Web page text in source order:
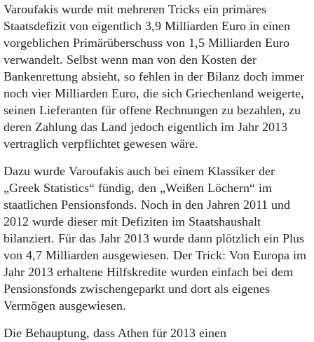
Varoufakis wurde mit mehreren Tricks ein primäres
Staatsdefizit von eigentlich 3,9 Milliarden Euro in einen
vorgeblichen Primärüberschuss von 1,5 Milliarden Euro
verwandelt. Selbst wenn man von den Kosten der
Bankenrettung absieht, so fehlen in der Bilanz doch immer
noch vier Milliarden Euro, die sich Griechenland weigerte,
seinen Lieferanten für offene Rechnungen zu bezahlen, zu
deren Zahlung das Land jedoch eigentlich im Jahr 2013
vertraglich verpflichtet gewesen wäre.
Dazu wurde Varoufakis auch bei einem Klassiker der
„Greek Statistics“ fündig, den „Weißen Löchern“ im
staatlichen Pensionsfonds. Noch in den Jahren 2011 und
2012 wurde dieser mit Defiziten im Staatshaushalt
bilanziert. Für das Jahr 2013 wurde dann plötzlich ein Plus
von 4,7 Milliarden ausgewiesen. Der Trick: Von Europa im
Jahr 2013 erhaltene Hilfskredite wurden einfach bei dem
Pensionsfonds zwischengeparkt und dort als eigenes
Vermögen ausgewiesen.
Die Behauptung, dass Athen für 2013 einen